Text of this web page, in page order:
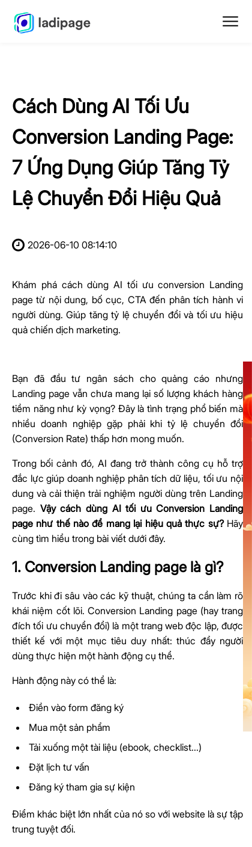
Cách Dùng AI Tối Ưu
Conversion Landing Page:
7 Ứng Dụng Giúp Tăng Tỷ
Lệ Chuyển Đổi Hiệu Quả
2026-06-10 08:14:10
Khám phá cách dùng AI tối ưu conversion Landing
page từ nội dung, bố cục, CTA đến phân tích hành vi
người dùng. Giúp tăng tỷ lệ chuyển đổi và tối ưu hiệu
quả chiến dịch marketing.
Bạn đã đầu tư ngân sách cho quảng cáo nhưng
Landing page vẫn chưa mang lại số lượng khách hàng
tiềm năng như kỳ vọng? Đây là tình trạng phổ biến mà
nhiều doanh nghiệp gặp phải khi tỷ lệ chuyển đổi
(Conversion Rate) thấp hơn mong muốn.
Trong bối cảnh đó, AI đang trở thành công cụ hỗ trợ
đắc lực giúp doanh nghiệp phân tích dữ liệu, tối ưu nội
dung và cải thiện trải nghiệm người dùng trên Landing
page. Vậy cách dùng AI tối ưu Conversion Landing
page như thế nào để mang lại hiệu quả thực sự?Hãy
cùng tìm hiểu trong bài viết dưới đây.
1. Conversion Landing page là gì?
Trước khi đi sâu vào các kỹ thuật, chúng ta cần làm rõ
khái niệm cốt lõi. Conversion Landing page (hay trang
đích tối ưu chuyển đổi) là một trang web độc lập, được
thiết kế với một mục tiêu duy nhất: thúc đẩy người
dùng thực hiện một hành động cụ thể.
Hành động này có thể là:
Điền vào form đăng ký
Mua một sản phẩm
Tải xuống một tài liệu (ebook, checklist...)
Đặt lịch tư vấn
Đăng ký tham gia sự kiện
Điểm khác biệt lớn nhất của nó so với website là sự tập
trung tuyệt đối.